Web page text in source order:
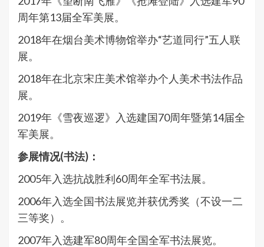
周年第13届全军美展。
2018年在烟台美术博物馆举办“艺道同行”五人联
展。
2018年在北京宋庄美术馆举办个人美术书法作品
展。
2019年《雪夜巡逻》入选建国70周年暨第14届全
军美展。
参展情况(书法) ：
2005年入选抗战胜利60周年全军书法展。
2006年入选全国书法展览并获优秀奖（不设一二
三等奖）。
2007年入选建军80周年全国全军书法展览。